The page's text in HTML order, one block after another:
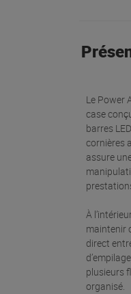
Le Power
case
barres
cornières
assure
À
maintenir
direct
plusieurs
organisé.